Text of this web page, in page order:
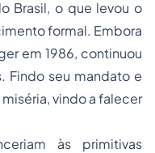
Brasil, o que levou o
formal. Embora
em 1986, continuou
Findo seu mandato e
vindo a falecer
às primitivas